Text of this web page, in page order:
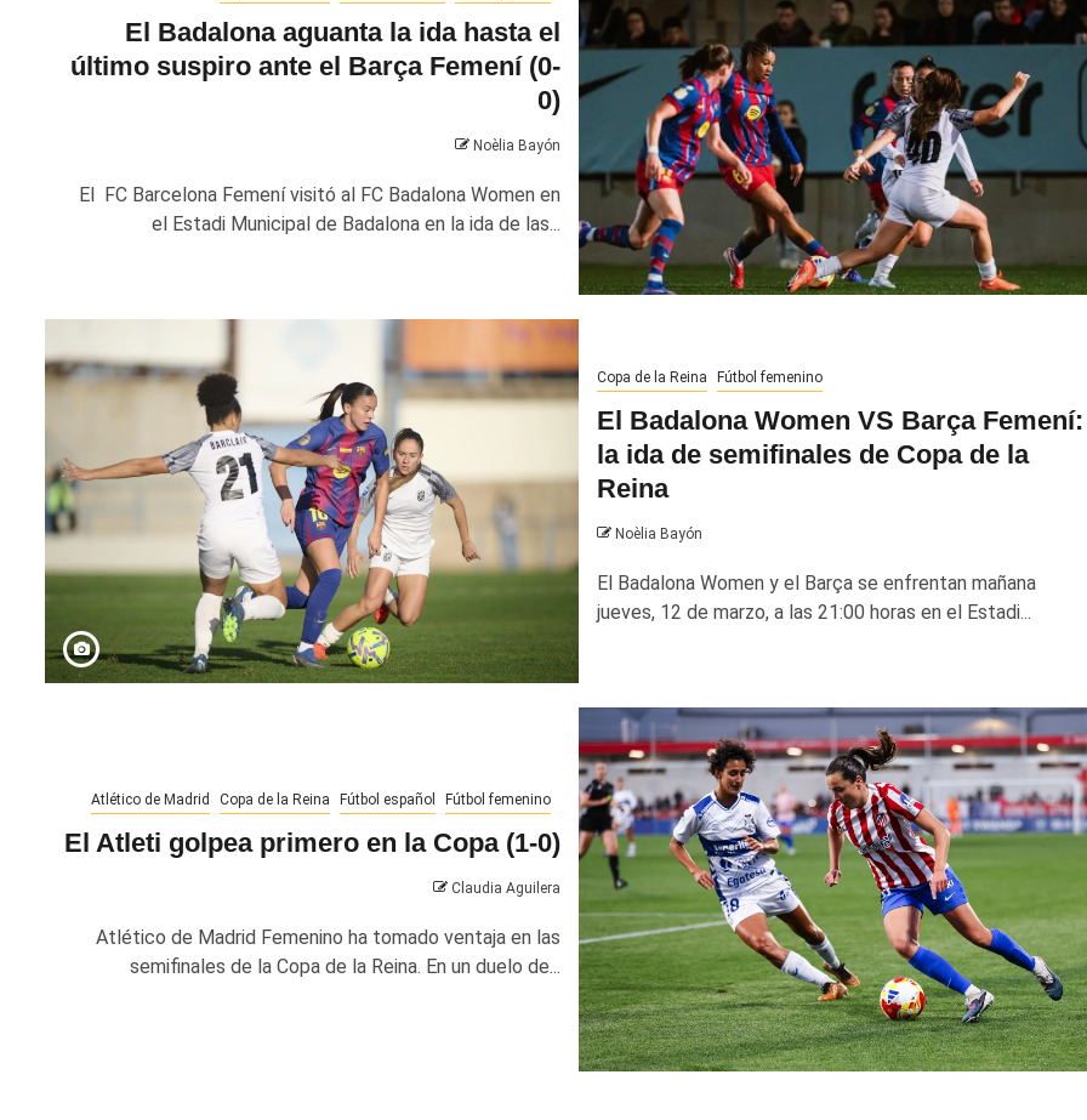
El Badalona aguanta la ida hasta el
último suspiro ante el Barça Femení (0-
0)
Noèlia Bayón
El FC Barcelona Femení visitó al FC Badalona Women en
el Estadi Municipal de Badalona en la ida de las...
Copa de la Reina Fútbol femenino
El Badalona Women VS Barça Femení:
la ida de semifinales de Copa de la
Reina
Noèlia Bayón
El Badalona Women y el Barça se enfrentan mañana
jueves, 12 de marzo, a las 21:00 horas en el Estadi...
Atlético de Madrid Copa de la Reina Fútbol español Fútbol femenino
El Atleti golpea primero en la Copa (1-0)
Claudia Aguilera
Atlético de Madrid Femenino ha tomado ventaja en las
semifinales de la Copa de la Reina. En un duelo de...